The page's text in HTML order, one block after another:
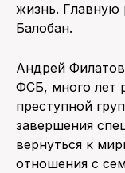
жизнь. Главную
Балобан.
Андрей
ФСБ, много лет
преступной
завершения
вернуться к
отношения с